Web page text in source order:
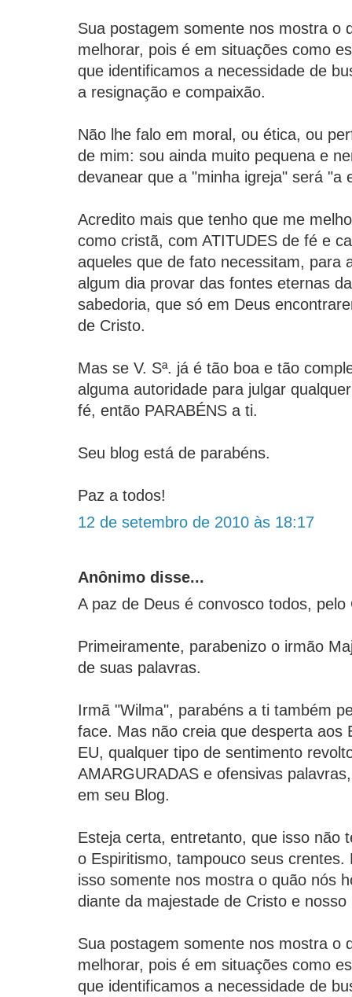
Sua postagem somente nos mostra o
melhorar, pois é em situações como
que identificamos a necessidade de
a resignação e compaixão.
Não lhe falo em moral, ou ética, ou
de mim: sou ainda muito pequena e
devanear que a "minha igreja" será "a
Acredito mais que tenho que me
como cristã, com ATITUDES de fé e
aqueles que de fato necessitam, para
algum dia provar das fontes eternas
sabedoria, que só em Deus
de Cristo.
Mas se V. Sª. já é tão boa e tão
alguma autoridade para julgar
fé, então PARABÉNS a ti.
Seu blog está de parabéns.
Paz a todos!
12 de setembro de 2010 às 18:17
Anônimo disse...
A paz de Deus é convosco todos,
Primeiramente, parabenizo o irmão
de suas palavras.
Irmã "Wilma", parabéns a ti também
face. Mas não creia que desperta aos
EU, qualquer tipo de sentimento
AMARGURADAS e ofensivas
em seu Blog.
Esteja certa, entretanto, que isso não
o Espiritismo, tampouco seus crentes.
isso somente nos mostra o quão nós
diante da majestade de Cristo e nosso
Sua postagem somente nos mostra o
melhorar, pois é em situações como
que identificamos a necessidade de